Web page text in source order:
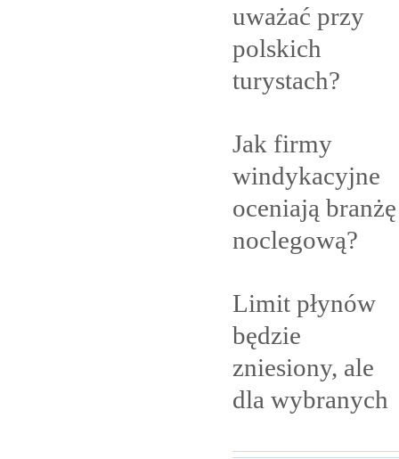
uważać przy
polskich
turystach?
Jak firmy
windykacyjne
oceniają branżę
noclegową?
Limit płynów
będzie
zniesiony, ale
dla wybranych